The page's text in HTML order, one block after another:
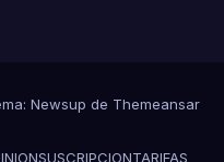
Newsup de Themeansar
SUSCRIPCIONTARIFAS